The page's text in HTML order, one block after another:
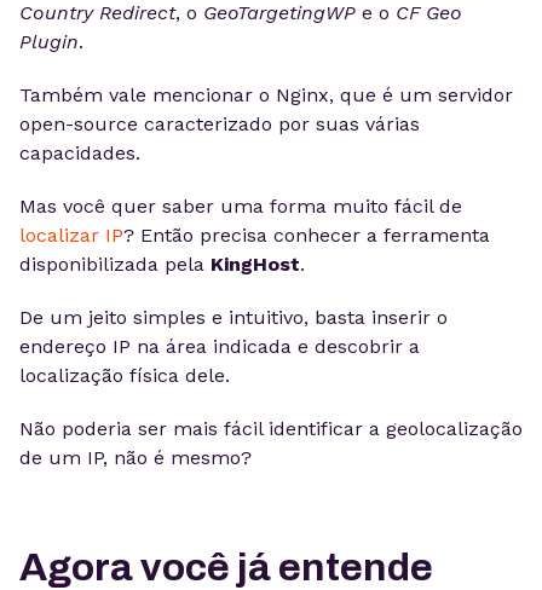
Country Redirect, o GeoTargetingWP e o CF Geo
Plugin.
Também vale mencionar o Nginx, que é um servidor
open-source caracterizado por suas várias
capacidades.
Mas você quer saber uma forma muito fácil de
localizar IP? Então precisa conhecer a ferramenta
disponibilizada pela KingHost.
De um jeito simples e intuitivo, basta inserir o
endereço IP na área indicada e descobrir a
localização física dele.
Não poderia ser mais fácil identificar a geolocalização
de um IP, não é mesmo?
Agora você já entende